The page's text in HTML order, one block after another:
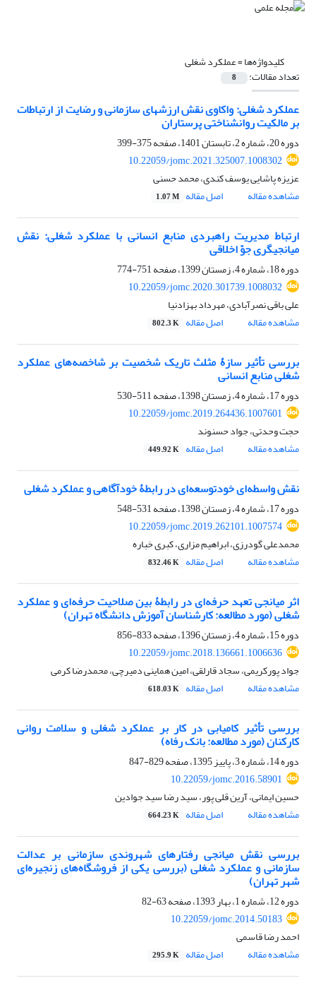
کلیدواژه‌ها =عملکرد شغلی
تعداد مقالات: 8
عملکرد شغلی: واکاوی نقش ارزش‏های سازمانی و رضایت از ارتباطات
بر مالکیت روانشناختی پرستاران
دوره 20، شماره 2، تابستان 1401، صفحه
375-399
10.22059/jomc.2021.325007.1008302
عزیزه پاشایی یوسف کندی، محمد حسنی
مشاهده مقاله
اصل مقاله 1.07 M
ارتباط مدیریت راهبردی منابع انسانی با عملکرد شغلی: نقش
میانجیگری جوّ اخلاقی
دوره 18، شماره 4، زمستان 1399، صفحه
751-774
10.22059/jomc.2020.301739.1008032
علی باقی نصرآبادی، مهرداد بهزادنیا
مشاهده مقاله
اصل مقاله 802.3 K
بررسی تأثیر سازۀ مثلث تاریک شخصیت بر شاخصه‌های عملکرد
شغلی منابع انسانی
دوره 17، شماره 4، زمستان 1398، صفحه
511-530
10.22059/jomc.2019.264436.1007601
حجت وحدتی، جواد حسنوند
مشاهده مقاله
اصل مقاله 449.92 K
نقش واسطه‌ای خودتوسعه‌ای در رابطۀ خودآگاهی و عملکرد شغلی
دوره 17، شماره 4، زمستان 1398، صفحه
531-548
10.22059/jomc.2019.262101.1007574
محمدعلی گودرزی، ابراهیم مزاری، کبری خباره
مشاهده مقاله
اصل مقاله 832.46 K
اثر میانجی تعهد حرفه‌ای در رابطۀ بین صلاحیت حرفه‌ای و عملکرد
شغلی (مورد مطالعه: کارشناسان آموزش دانشگاه تهران)
دوره 15، شماره 4، زمستان 1396، صفحه
833-856
10.22059/jomc.2018.136661.1006636
جواد پورکریمی، سجاد قارلقی، امین هماینی دمیرچی، محمدرضا کرمی
مشاهده مقاله
اصل مقاله 618.03 K
بررسی تأثیر کامیابی در کار بر عملکرد شغلی و سلامت روانی
کارکنان (مورد مطالعه: بانک رفاه)
دوره 14، شماره 3، پاییز 1395، صفحه
829-847
10.22059/jomc.2016.58901
حسین ایمانی، آرین قلی پور، سید رضا سید جوادین
مشاهده مقاله
اصل مقاله 664.23 K
بررسی نقش میانجی رفتارهای شهروندی سازمانی بر عدالت
سازمانی و عملکرد شغلی (بررسی یکی از فروشگا‌ه‌های زنجیره‌ای
شهر تهران)
دوره 12، شماره 1، بهار 1393، صفحه
63-82
10.22059/jomc.2014.50183
احمد رضا قاسمی
مشاهده مقاله
اصل مقاله 295.9 K